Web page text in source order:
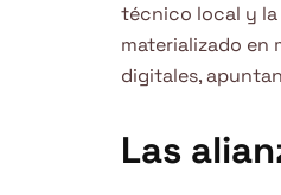
técnico local y la
materializado en
digitales,
Las